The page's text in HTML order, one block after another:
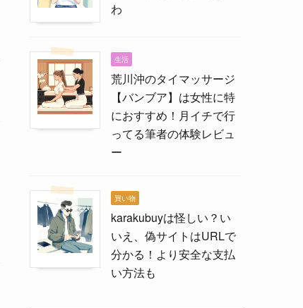
わ
生活
荒川沖のタイマッサージ
【バンブア】は女性に特
におすすめ！月イチで行
ってる筆者の体験レビュ
ー
買い物
karakubuyは怪しい？い
いえ、偽サイトはURLで
分かる！より安全な支払
い方法も